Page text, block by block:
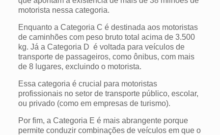
motorista nessa categoria.
Enquanto a Categoria C é destinada aos motoristas
de caminhões com peso bruto total acima de 3.500
kg. Já a Categoria D é voltada para veículos de
transporte de passageiros, como ônibus, com mais
de 8 lugares, excluindo o motorista.
Essa categoria é crucial para motoristas
profissionais no setor de transporte público, escolar,
ou privado (como em empresas de turismo).
Por fim, a Categoria E é mais abrangente porque
permite conduzir combinações de veículos em que o